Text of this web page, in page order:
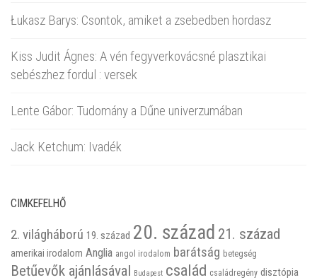
Łukasz Barys: Csontok, amiket a zsebedben hordasz
Kiss Judit Ágnes: A vén fegyverkovácsné plasztikai
sebészhez fordul : versek
Lente Gábor: Tudomány a Dűne univerzumában
Jack Ketchum: Ivadék
CIMKEFELHŐ
2. világháború 19. század 20. század 21. század
amerikai irodalom Anglia angol irodalom barátság betegség
Betűevők ajánlásával Budapest család családregény disztópia